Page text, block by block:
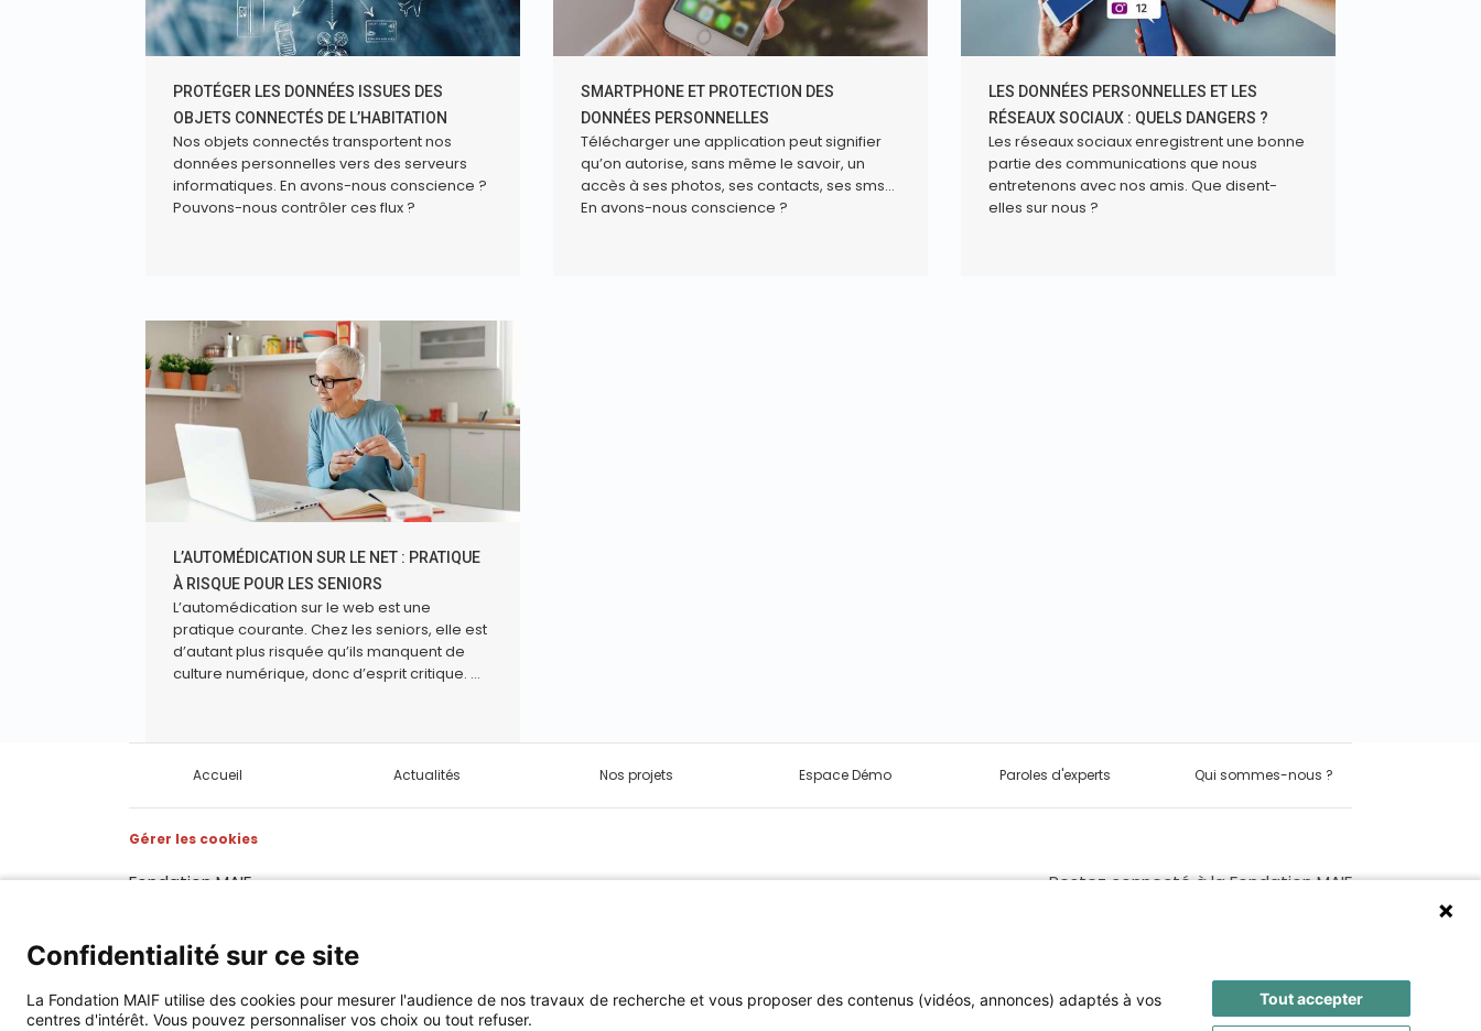
PROTÉGER LES DONNÉES ISSUES DES
OBJETS CONNECTÉS DE L’HABITATION
Nos objets connectés transportent nos
données personnelles vers des serveurs
informatiques. En avons-nous conscience ?
Pouvons-nous contrôler ces flux ?
SMARTPHONE ET PROTECTION DES
DONNÉES PERSONNELLES
Télécharger une application peut signifier
qu’on autorise, sans même le savoir, un
accès à ses photos, ses contacts, ses sms…
En avons-nous conscience ?
LES DONNÉES PERSONNELLES ET LES
RÉSEAUX SOCIAUX : QUELS DANGERS ?
Les réseaux sociaux enregistrent une bonne
partie des communications que nous
entretenons avec nos amis. Que disent-
elles sur nous ?
L’AUTOMÉDICATION SUR LE NET : PRATIQUE
À RISQUE POUR LES SENIORS
L’automédication sur le web est une
pratique courante. Chez les seniors, elle est
d’autant plus risquée qu’ils manquent de
culture numérique, donc d’esprit critique. ...
Accueil Actualités Nos projets Espace Démo Paroles d'experts Qui sommes-nous ?
Gérer les cookies
Fondation MAIF
Restez connecté à la Fondation MAIF
Confidentialité sur ce site
La Fondation MAIF utilise des cookies pour mesurer l'audience de nos travaux de recherche et vous proposer des contenus (vidéos, annonces) adaptés à vos
centres d'intérêt. Vous pouvez personnaliser vos choix ou tout refuser.
Tout accepter